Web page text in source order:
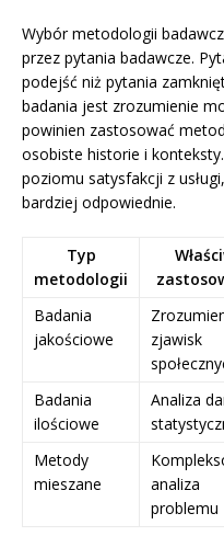
Wybór metodologii
przez pytania badawcze.
podejść niż pytania
badania jest zrozumienie
powinien zastosować
osobiste historie i
poziomu satysfakcji z
bardziej odpowiednie.
Typ
metodologii
Badania
jakościowe
zjawisk
Badania
ilościowe
Analiza
Metody
mieszane
analiza
problemu